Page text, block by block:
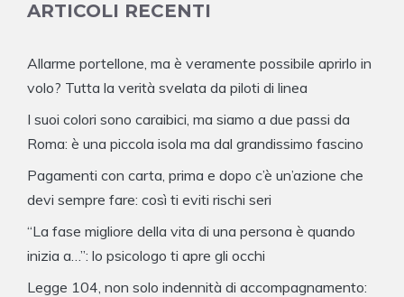
ARTICOLI RECENTI
Allarme portellone, ma è veramente possibile aprirlo in
volo? Tutta la verità svelata da piloti di linea
I suoi colori sono caraibici, ma siamo a due passi da
Roma: è una piccola isola ma dal grandissimo fascino
Pagamenti con carta, prima e dopo c’è un’azione che
devi sempre fare: così ti eviti rischi seri
“La fase migliore della vita di una persona è quando
inizia a…”: lo psicologo ti apre gli occhi
Legge 104, non solo indennità di accompagnamento: